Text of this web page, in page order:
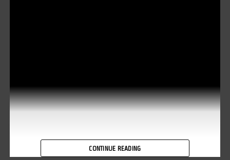
CONTINUE READING